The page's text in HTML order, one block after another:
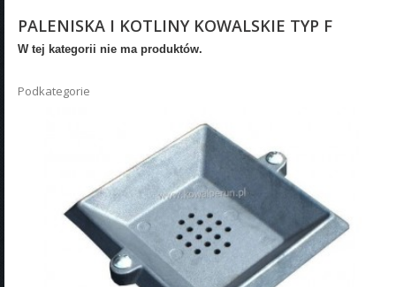
PALENISKA I KOTLINY KOWALSKIE TYP F
W tej kategorii nie ma produktów.
Podkategorie